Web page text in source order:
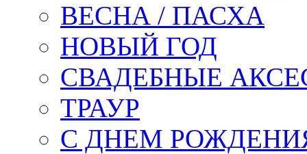
ВЕСНА / ПАСХА
НОВЫЙ ГОД
СВАДЕБНЫЕ
ТРАУР
С ДНЕМ